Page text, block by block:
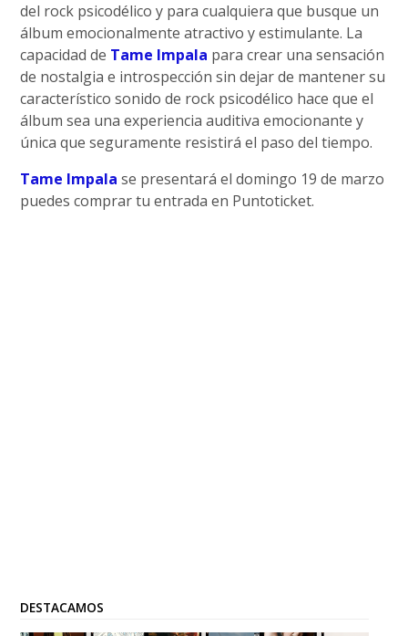
del rock psicodélico y para cualquiera que busque un
álbum emocionalmente atractivo y estimulante. La
capacidad de Tame Impala para crear una sensación
de nostalgia e introspección sin dejar de mantener su
característico sonido de rock psicodélico hace que el
álbum sea una experiencia auditiva emocionante y
única que seguramente resistirá el paso del tiempo.
Tame Impala se presentará el domingo 19 de marzo
puedes comprar tu entrada en Puntoticket.
DESTACAMOS